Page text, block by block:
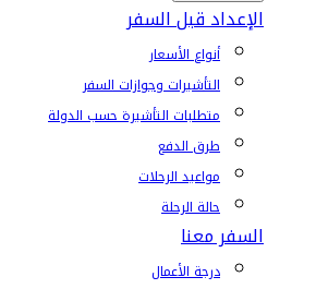
الإعداد قبل السفر
أنواع الأسعار
التأشيرات وجوازات السفر
متطلبات التأشيرة حسب الدولة
طرق الدفع
مواعيد الرحلات
حالة الرحلة
السفر معنا
درجة الأعمال